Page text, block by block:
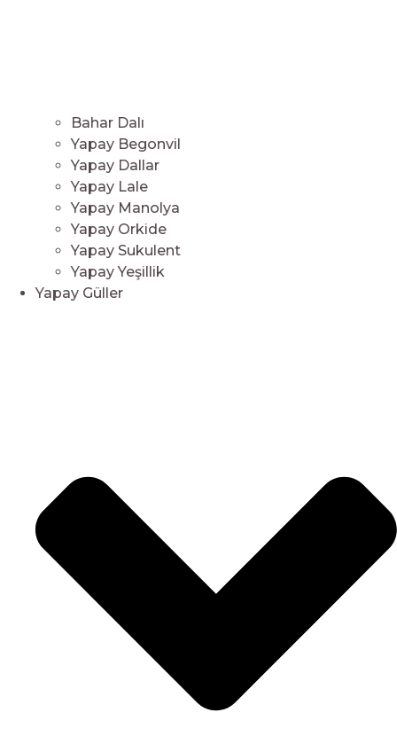
Bahar Dalı
Yapay Begonvil
Yapay Dallar
Yapay Lale
Yapay Manolya
Yapay Orkide
Yapay Sukulent
Yapay Yeşillik
Yapay Güller